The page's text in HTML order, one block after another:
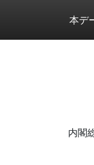
本デ
内閣